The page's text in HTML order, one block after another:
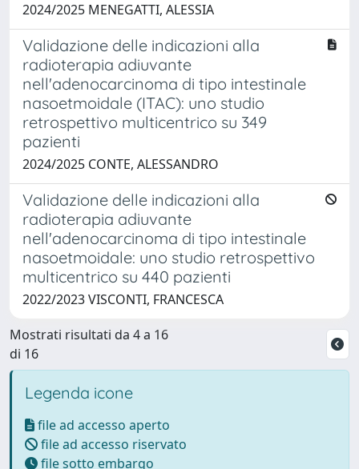
2024/2025 MENEGATTI, ALESSIA
Validazione delle indicazioni alla
radioterapia adiuvante
nell'adenocarcinoma di tipo intestinale
nasoetmoidale (ITAC): uno studio
retrospettivo multicentrico su 349
pazienti
2024/2025 CONTE, ALESSANDRO
Validazione delle indicazioni alla
radioterapia adiuvante
nell'adenocarcinoma di tipo intestinale
nasoetmoidale: uno studio retrospettivo
multicentrico su 440 pazienti
2022/2023 VISCONTI, FRANCESCA
Mostrati risultati da 4 a 16
di 16
Legenda icone
file ad accesso aperto
file ad accesso riservato
file sotto embargo